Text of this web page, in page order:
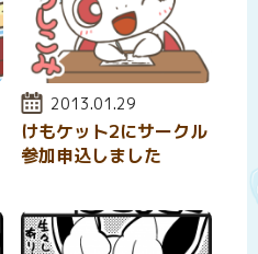
投稿日:
2013.01.29
けもケット2にサークル
参加申込しました